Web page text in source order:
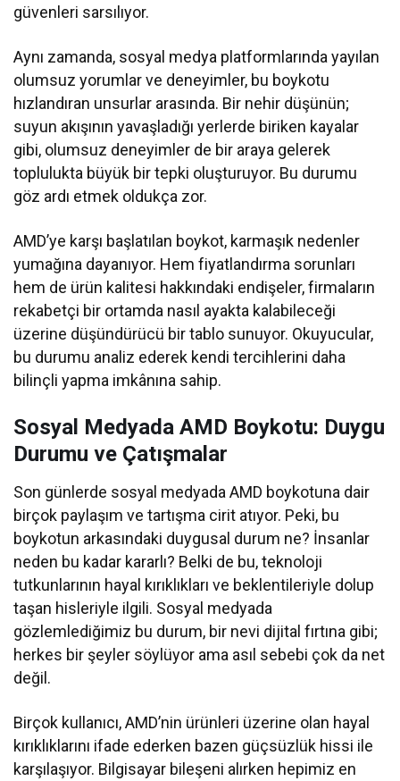
güvenleri sarsılıyor.
Aynı zamanda, sosyal medya platformlarında yayılan
olumsuz yorumlar ve deneyimler, bu boykotu
hızlandıran unsurlar arasında. Bir nehir düşünün;
suyun akışının yavaşladığı yerlerde biriken kayalar
gibi, olumsuz deneyimler de bir araya gelerek
toplulukta büyük bir tepki oluşturuyor. Bu durumu
göz ardı etmek oldukça zor.
AMD’ye karşı başlatılan boykot, karmaşık nedenler
yumağına dayanıyor. Hem fiyatlandırma sorunları
hem de ürün kalitesi hakkındaki endişeler, firmaların
rekabetçi bir ortamda nasıl ayakta kalabileceği
üzerine düşündürücü bir tablo sunuyor. Okuyucular,
bu durumu analiz ederek kendi tercihlerini daha
bilinçli yapma imkânına sahip.
Sosyal Medyada AMD Boykotu: Duygu
Durumu ve Çatışmalar
Son günlerde sosyal medyada AMD boykotuna dair
birçok paylaşım ve tartışma cirit atıyor. Peki, bu
boykotun arkasındaki duygusal durum ne? İnsanlar
neden bu kadar kararlı? Belki de bu, teknoloji
tutkunlarının hayal kırıklıkları ve beklentileriyle dolup
taşan hisleriyle ilgili. Sosyal medyada
gözlemlediğimiz bu durum, bir nevi dijital fırtına gibi;
herkes bir şeyler söylüyor ama asıl sebebi çok da net
değil.
Birçok kullanıcı, AMD’nin ürünleri üzerine olan hayal
kırıklıklarını ifade ederken bazen güçsüzlük hissi ile
karşılaşıyor. Bilgisayar bileşeni alırken hepimiz en